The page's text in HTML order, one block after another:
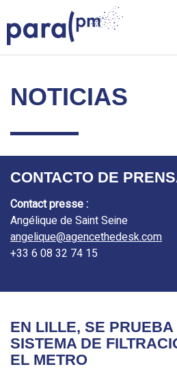
to
content
Para PM
NOTICIAS
CONTACTO DE
Contact presse :
Angélique de Saint Seine
angelique@agencethedesk.com
+33 6 08 32 74 15
EN LILLE, SE PRUEBA
SISTEMA DE
EL METRO
Cookies management panel